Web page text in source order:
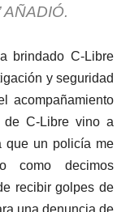
AÑADIÓ.
brindado C-Libre
y seguridad
acompañamiento
de C-Libre vino a
que un policía me
como decimos
recibir golpes de
una denuncia de